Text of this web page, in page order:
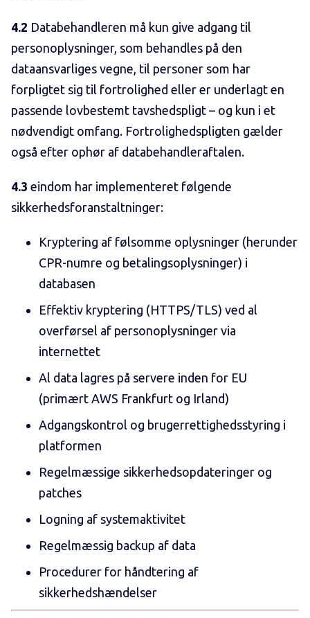
4.2 Databehandleren må kun give adgang til
personoplysninger, som behandles på den
dataansvarliges vegne, til personer som har
forpligtet sig til fortrolighed eller er underlagt en
passende lovbestemt tavshedspligt – og kun i et
nødvendigt omfang. Fortrolighedspligten gælder
også efter ophør af databehandleraftalen.
4.3 eindom har implementeret følgende
sikkerhedsforanstaltninger:
Kryptering af følsomme oplysninger (herunder
CPR-numre og betalingsoplysninger) i
databasen
Effektiv kryptering (HTTPS/TLS) ved al
overførsel af personoplysninger via
internettet
Al data lagres på servere inden for EU
(primært AWS Frankfurt og Irland)
Adgangskontrol og brugerrettighedsstyring i
platformen
Regelmæssige sikkerhedsopdateringer og
patches
Logning af systemaktivitet
Regelmæssig backup af data
Procedurer for håndtering af
sikkerhedshændelser